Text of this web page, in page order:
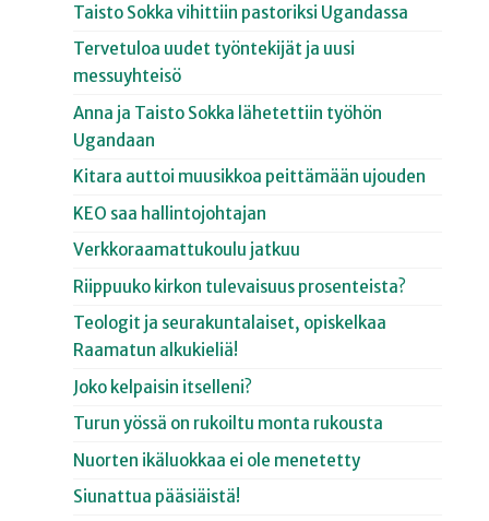
Taisto Sokka vihittiin pastoriksi Ugandassa
Tervetuloa uudet työntekijät ja uusi
messuyhteisö
Anna ja Taisto Sokka lähetettiin työhön
Ugandaan
Kitara auttoi muusikkoa peittämään ujouden
KEO saa hallintojohtajan
Verkkoraamattukoulu jatkuu
Riippuuko kirkon tulevaisuus prosenteista?
Teologit ja seurakuntalaiset, opiskelkaa
Raamatun alkukieliä!
Joko kelpaisin itselleni?
Turun yössä on rukoiltu monta rukousta
Nuorten ikäluokkaa ei ole menetetty
Siunattua pääsiäistä!